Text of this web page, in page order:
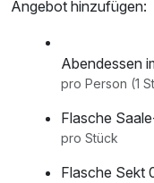
Angebot hinzufügen:
Abendessen
pro
Flasche
pro Stück
Flasche Sekt